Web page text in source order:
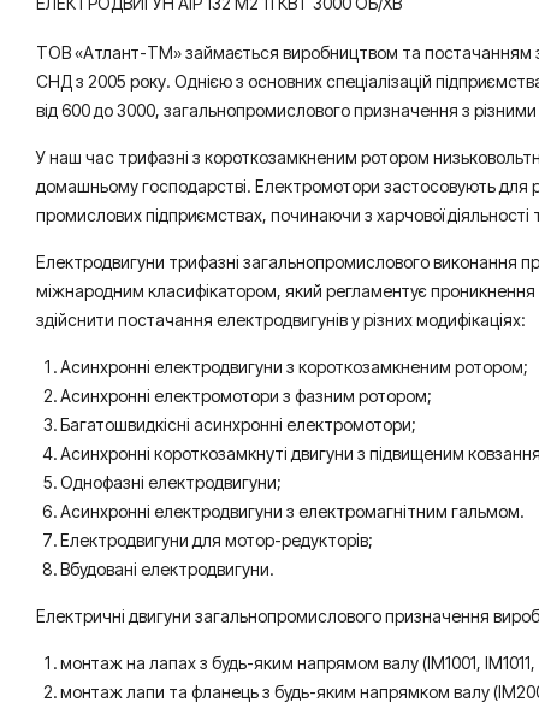
ТОВ «Атлант-ТМ» займається виробництвом та постачанням
СНД з 2005 року. Однією з основних спеціалізацій
від 600 до 3000, загальнопромислового призначення з
У наш час трифазні з короткозамкненим ротором
домашньому господарстві. Електромотори застосовують для
промислових підприємствах, починаючи з харчової
Електродвигуни трифазні загальнопромислового виконання
міжнародним класифікатором, який регламентує проникнення
здійснити постачання електродвигунів у різних модифікаціях:
Асинхронні електродвигуни з короткозамкненим ротором;
Асинхронні електромотори з фазним ротором;
Багатошвидкісні асинхронні електромотори;
Асинхронні короткозамкнуті двигуни з підвищеним
Однофазні електродвигуни;
Асинхронні електродвигуни з електромагнітним гальмом.
Електродвигуни для мотор-редукторів;
Вбудовані електродвигуни.
Електричні двигуни загальнопромислового призначення
монтаж на лапах з будь-яким напрямом валу (IM1001, IM1011,
монтаж лапи та фланець з будь-яким напрямком валу